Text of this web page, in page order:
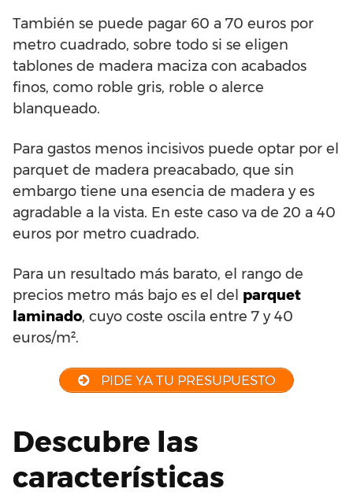
También se puede pagar 60 a 70 euros por
metro cuadrado, sobre todo si se eligen
tablones de madera maciza con acabados
finos, como roble gris, roble o alerce
blanqueado.
Para gastos menos incisivos puede optar por el
parquet de madera preacabado, que sin
embargo tiene una esencia de madera y es
agradable a la vista. En este caso va de 20 a 40
euros por metro cuadrado.
Para un resultado más barato, el rango de
precios metro más bajo es el del parquet
laminado, cuyo coste oscila entre 7 y 40
euros/m².
PIDE YA TU PRESUPUESTO
Descubre las
características